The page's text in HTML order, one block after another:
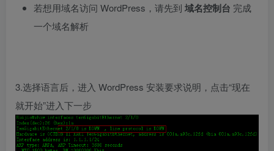
若想用域名访问 WordPress，请先到 域名控制台 完成
一个域名解析
3.选择语言后，进入 WordPress 安装要求说明，点击“现在
就开始”进入下一步